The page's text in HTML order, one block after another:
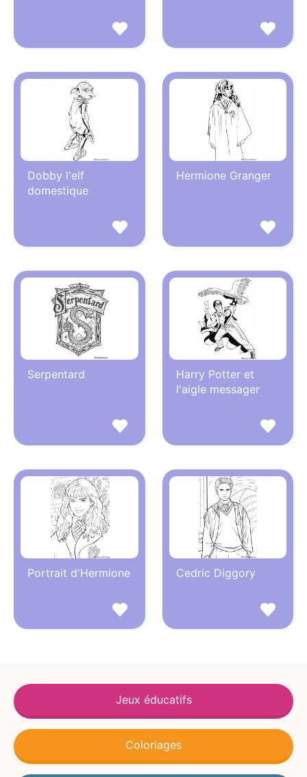
Dobby l'elf
domestique
Hermione Granger
Serpentard
Harry Potter et
l'aigle messager
Portrait d'Hermione Cedric Diggory
Jeux éducatifs
Coloriages